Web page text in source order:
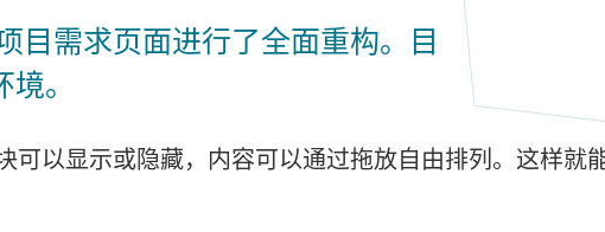
目需求页面进行了全面重构。目
。
以显示或隐藏，内容可以通过拖放自由排列。这样就